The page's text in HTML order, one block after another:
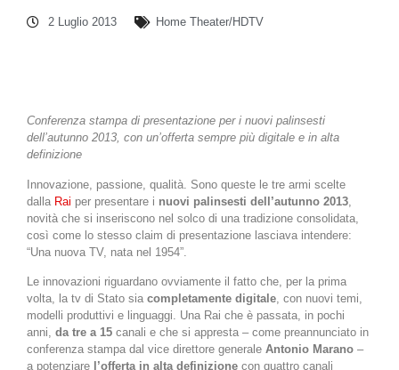
2 Luglio 2013 Home Theater/HDTV
Conferenza stampa di presentazione per i nuovi palinsesti
dell’autunno 2013, con un’offerta sempre più digitale e in alta
definizione
Innovazione, passione, qualità. Sono queste le tre armi scelte
dalla Rai per presentare i nuovi palinsesti dell’autunno 2013
novità che si inseriscono nel solco di una tradizione consolidata,
così come lo stesso claim di presentazione lasciava intendere:
“Una nuova TV, nata nel 1954”.
Le innovazioni riguardano ovviamente il fatto che, per la prima
volta, la tv di Stato sia completamente digitale, con nuovi temi,
modelli produttivi e linguaggi. Una Rai che è passata, in pochi
anni, da tre a 15 canali e che si appresta – come preannunciato in
conferenza stampa dal vice direttore generale Antonio Marano –
a potenziare l’offerta in alta definizione con quattro canali